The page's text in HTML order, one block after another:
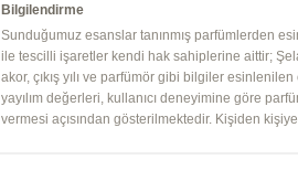
Bilgilendirme
Sunduğumuz esanslar tanınmış parfümlerden
ile tescilli işaretler kendi hak sahiplerine aittir;
akor, çıkış yılı ve parfümör gibi bilgiler
yayılım değerleri, kullanıcı deneyimine göre
vermesi açısından gösterilmektedir. Kişiden